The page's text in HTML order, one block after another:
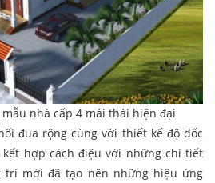
nhà cấp 4 mái thái hiện đại
đua rộng cùng với thiết kế độ dốc
kết hợp cách điệu với những chi tiết
trí mới đã tạo nên những hiệu ứng